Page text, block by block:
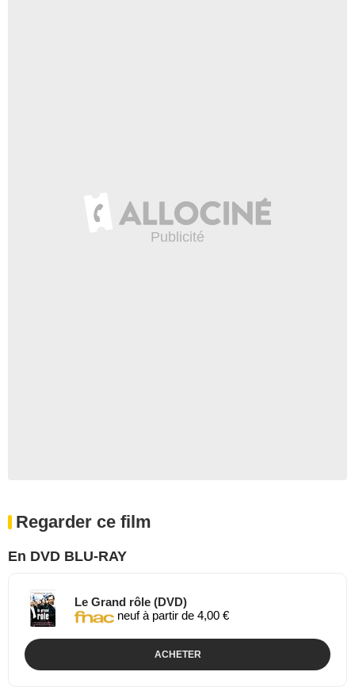
Regarder ce film
En DVD BLU-RAY
Le Grand rôle (DVD)
neuf à partir de 4,00 €
ACHETER